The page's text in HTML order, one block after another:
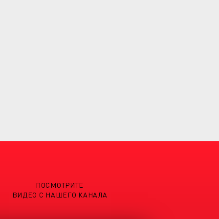
ПОСМОТРИТЕ
ВИДЕО С НАШЕГО КАНАЛА